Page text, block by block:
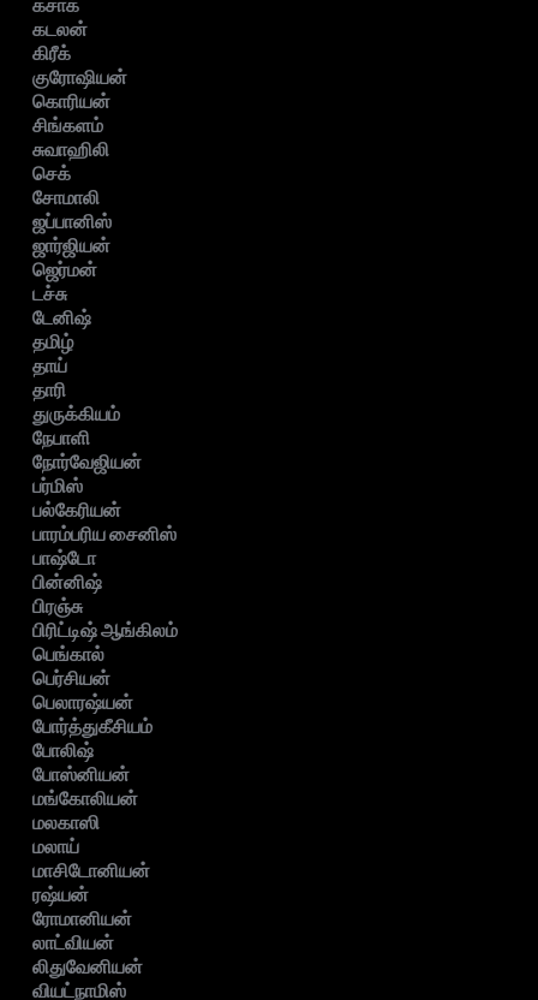
கசாக்
கடலன்
கிரீக்
குரோஷியன்
கொரியன்
சிங்களம்
சுவாஹிலி
செக்
சோமாலி
ஜப்பானிஸ்
ஜார்ஜியன்
ஜெர்மன்
டச்சு
டேனிஷ்
தமிழ்
தாய்
தாரி
துருக்கியம்
நேபாளி
நோர்வேஜியன்
பர்மிஸ்
பல்கேரியன்
பாரம்பரிய சைனிஸ்
பாஷ்டோ
பின்னிஷ்
பிரஞ்சு
பிரிட்டிஷ் ஆங்கிலம்
பெங்கால்
பெர்சியன்
பெலாரஷ்யன்
போர்த்துகீசியம்
போலிஷ்
போஸ்னியன்
மங்கோலியன்
மலகாஸி
மலாய்
மாசிடோனியன்
ரஷ்யன்
ரோமானியன்
லாட்வியன்
லிதுவேனியன்
வியட்நாமிஸ்